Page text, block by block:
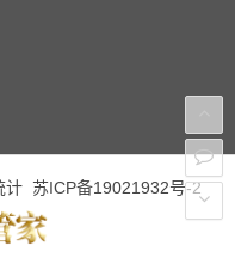
计 苏ICP备19021932号-2